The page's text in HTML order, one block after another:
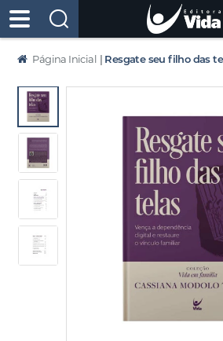
Página Inicial | Resgate seu filho das